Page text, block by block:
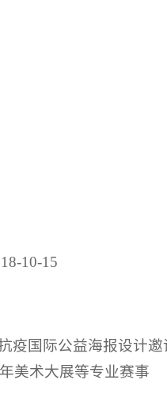
10-15
疫国际公益海报设计
美术大展等专业赛事